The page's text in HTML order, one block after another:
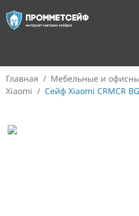
Главная / Мебельные и
Xiaomi / Сейф Xiaomi CRMCR